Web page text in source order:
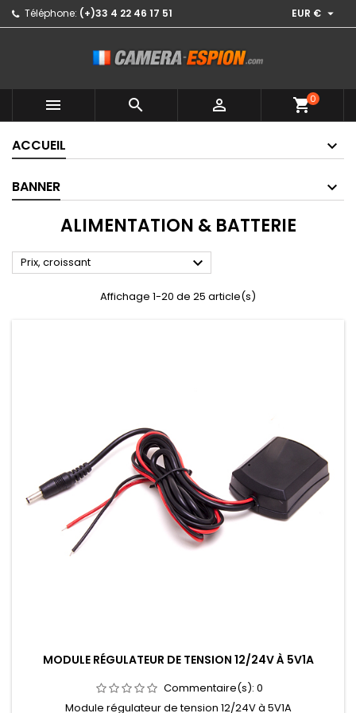
Téléphone: (+)33 4 22 46 17 51 EUR € 
   shopping_cart0
ACCUEIL
BANNER
ALIMENTATION & BATTERIE
Prix, croissant 
Affichage 1-20 de 25 article(s)
MODULE RÉGULATEUR DE TENSION 12/24V À 5V1A
Commentaire(s): 0
Module régulateur de tension 12/24V à 5V1A